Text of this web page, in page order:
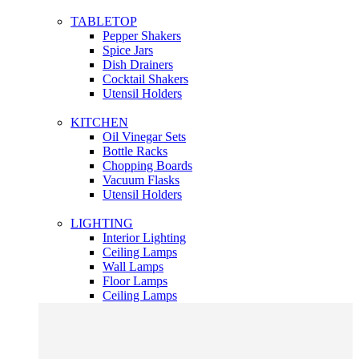
TABLETOP
Pepper Shakers
Spice Jars
Dish Drainers
Сocktail Shakers
Utensil Holders
KITCHEN
Oil Vinegar Sets
Bottle Racks
Chopping Boards
Vacuum Flasks
Utensil Holders
LIGHTING
Interior Lighting
Ceiling Lamps
Wall Lamps
Floor Lamps
Ceiling Lamps